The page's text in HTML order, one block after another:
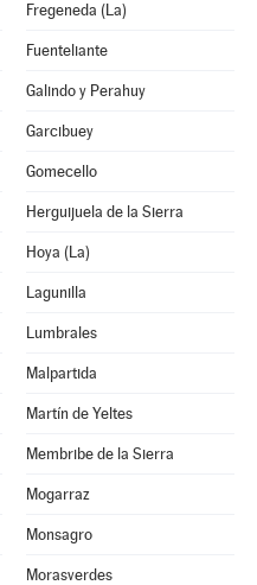
Fregeneda (La)
Fuenteliante
Galindo y Perahuy
Garcibuey
Gomecello
Herguijuela de la Sierra
Hoya (La)
Lagunilla
Lumbrales
Malpartida
Martín de Yeltes
Membribe de la Sierra
Mogarraz
Monsagro
Morasverdes